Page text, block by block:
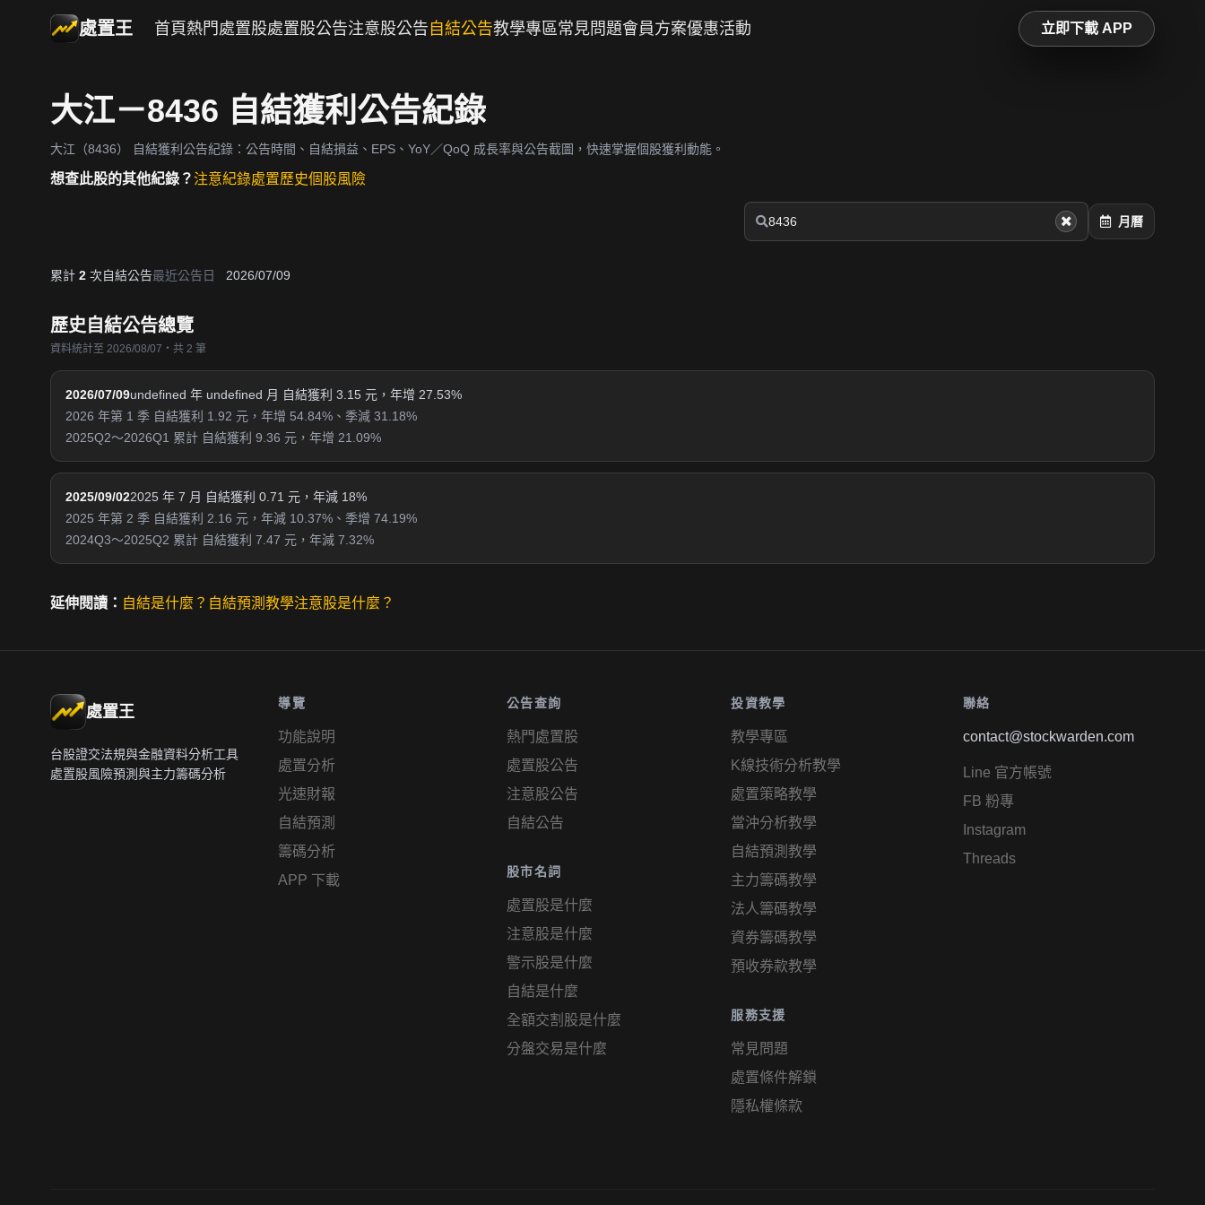
處置王 首頁 熱門處置股處置股公告注意股公告 自結公告教學專區常見問題會員方案優惠活動 立即下載 APP
大江－8436 自結獲利公告紀錄
大江（8436） 自結獲利公告紀錄：公告時間、自結損益、EPS、YoY／QoQ 成長率與公告截圖，快速掌握個股獲利動能。
想查此股的其他紀錄？注意紀錄處置歷史個股風險
月曆
累計 2 次自結公告最近公告日 2026/07/09
歷史自結公告總覽
資料統計至 2026/08/07・共 2 筆
2026/07/09undefined 年 undefined 月 自結獲利 3.15 元，年增 27.53%
2026 年第 1 季 自結獲利 1.92 元，年增 54.84%、季減 31.18%
2025Q2～2026Q1 累計 自結獲利 9.36 元，年增 21.09%
2025/09/022025 年 7 月 自結獲利 0.71 元，年減 18%
2025 年第 2 季 自結獲利 2.16 元，年減 10.37%、季增 74.19%
2024Q3～2025Q2 累計 自結獲利 7.47 元，年減 7.32%
延伸閱讀： 自結是什麼？ 自結預測教學注意股是什麼？
處置王
台股證交法規與金融資料分析工具
處置股風險預測與主力籌碼分析
導覽
功能說明
處置分析
光速財報
自結預測
籌碼分析
APP 下載
公告查詢
熱門處置股
處置股公告
注意股公告
自結公告
股市名詞
處置股是什麼
注意股是什麼
警示股是什麼
自結是什麼
全額交割股是什麼
分盤交易是什麼
投資教學
教學專區
K線技術分析教學
處置策略教學
當沖分析教學
自結預測教學
主力籌碼教學
法人籌碼教學
資券籌碼教學
預收券款教學
服務支援
常見問題
處置條件解鎖
隱私權條款
聯絡
contact@stockwarden.com
Line 官方帳號
FB 粉專
Instagram
Threads